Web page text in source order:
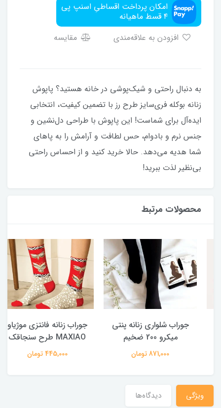
امکان پرداخت اقساطیِ اسنپ پی
۴ قسط ماهیانه
مقایسه
به دنبال راحتی و شیک‌پوشی در خانه هستید؟ پاپوش
زنانه بوکله فری‌سایز طرح رز با تضمین کیفیت، انتخابی
ایده‌آل برای شماست! این پاپوش با طراحی دل‌نشین و
جنس نرم و بادوام، حس لطافت و آرامش را به پاهای
شما هدیه می‌دهد. حالا خرید کنید و از احساس راحتی
بی‌نظیر لذت ببرید!
محصولات مرتبط
جوراب شلواری زنانه پنتی
میکرو 200 ضخیم
871,000 تومان
جوراب زنانه فانتزی موژیاو
MAXIAO طرح سنجاقک
445,000 تومان
ویژگی دیدگاه‌ها